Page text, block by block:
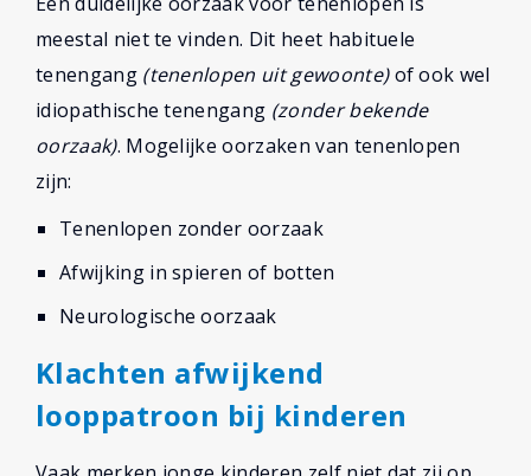
meestal niet te vinden. Dit heet habituele
tenengang (tenenlopen uit gewoonte)of ook wel
idiopathische tenengang (zonder bekende
oorzaak). Mogelijke oorzaken van tenenlopen
zijn:
Tenenlopen zonder oorzaak
Afwijking in spieren of botten
Neurologische oorzaak
Klachten afwijkend
looppatroon bij kinderen